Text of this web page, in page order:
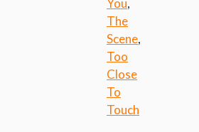
You,
The
Scene,
Too
Close
To
Touch